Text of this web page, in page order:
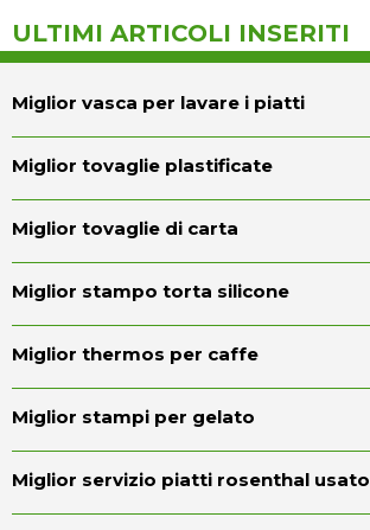
ULTIMI ARTICOLI INSERITI
Miglior vasca per lavare i piatti
Miglior tovaglie plastificate
Miglior tovaglie di carta
Miglior stampo torta silicone
Miglior thermos per caffe
Miglior stampi per gelato
Miglior servizio piatti rosenthal usato